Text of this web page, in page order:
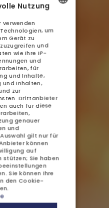
AKTIONEN
–
ENGLISH
GERMAN
CZECH
Nutzung
verwenden
um
Gerät zu
und
wie Ihre IP-
und
für
und Inhalte,
und Inhalten,
zur
Drittanbieter
auch für diese
genauer
und
gilt nur für
können
auf
stützen; Sie haben
Sie können Ihre
den Cookie-